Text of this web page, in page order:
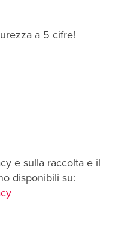
a 5 cifre!
e sulla raccolta e il
disponibili su: